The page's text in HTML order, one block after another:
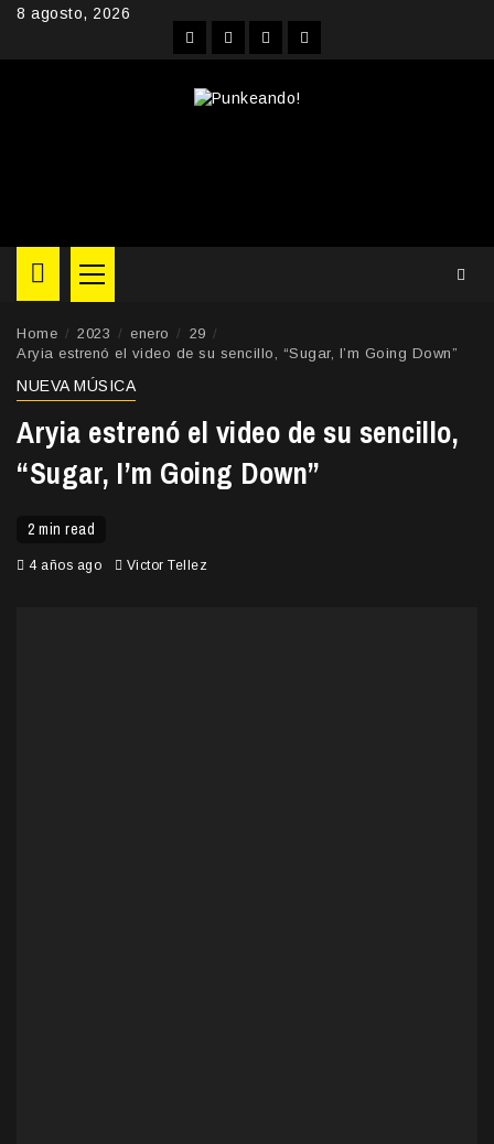
Skip8 agosto, 2026
FacebookInstagram
YouTubeTwitter
Primary
Menu
Home 2023 enero
29
Aryia estrenó el video de su sencillo, “Sugar, I’m Going Down”
NUEVA MÚSICA
Aryia estrenó el video de su sencillo,
“Sugar, I’m Going Down”
2 min read
4 años ago Victor Tellez